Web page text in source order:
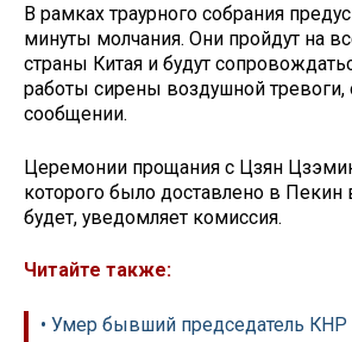
В рамках траурного собрания
минуты молчания. Они пройдут на
страны Китая и будут
работы сирены воздушной тревоги,
сообщении.
Церемонии прощания с Цзян
которого было доставлено в Пекин
будет, уведомляет комиссия.
Читайте также:
• Умер бывший председатель